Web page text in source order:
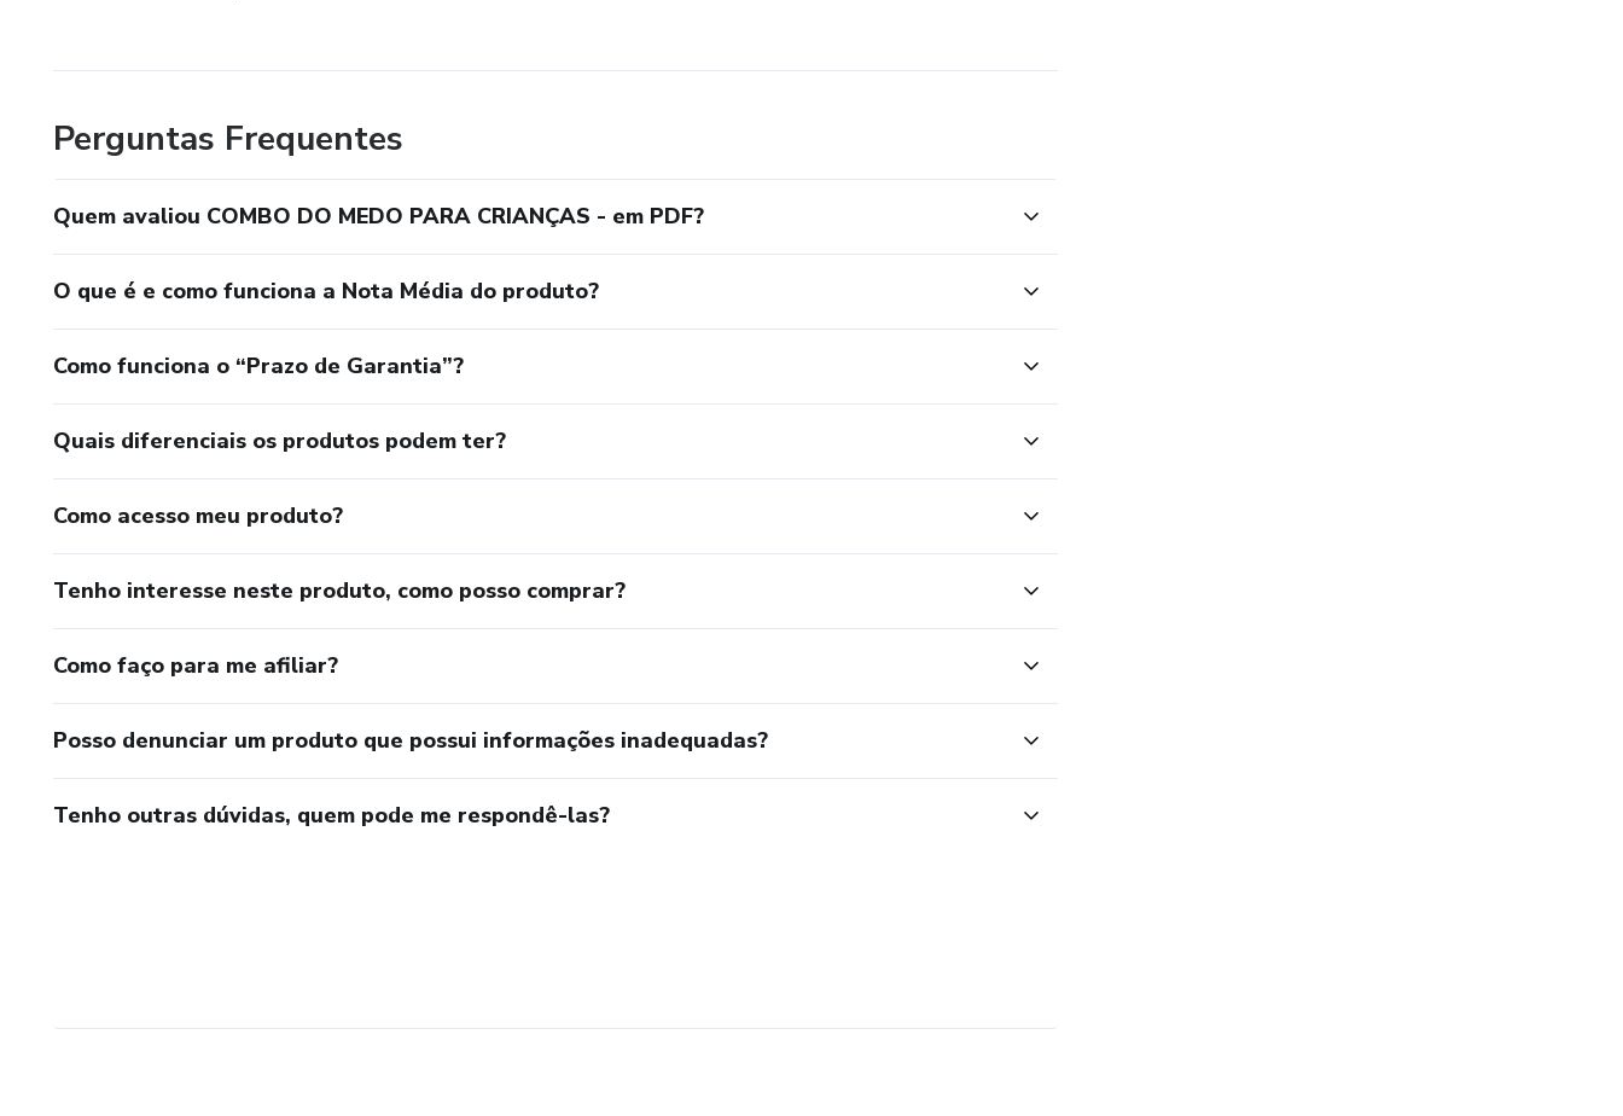
Perguntas Frequentes
Quem avaliou COMBO DO MEDO PARA CRIANÇAS - em PDF?
O que é e como funciona a Nota Média do produto?
Como funciona o “Prazo de Garantia”?
Quais diferenciais os produtos podem ter?
Como acesso meu produto?
Tenho interesse neste produto, como posso comprar?
Como faço para me afiliar?
Posso denunciar um produto que possui informações inadequadas?
Tenho outras dúvidas, quem pode me respondê-las?